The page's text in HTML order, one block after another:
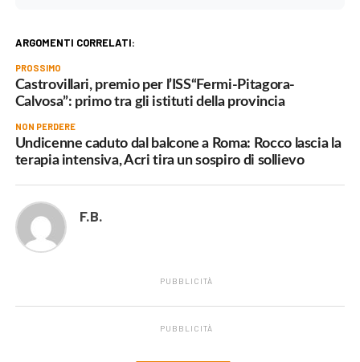
ARGOMENTI CORRELATI:
PROSSIMO
Castrovillari, premio per l’ISS“Fermi-Pitagora-
Calvosa”: primo tra gli istituti della provincia
NON PERDERE
Undicenne caduto dal balcone a Roma: Rocco lascia la
terapia intensiva, Acri tira un sospiro di sollievo
F.B.
PUBBLICITÀ
PUBBLICITÀ